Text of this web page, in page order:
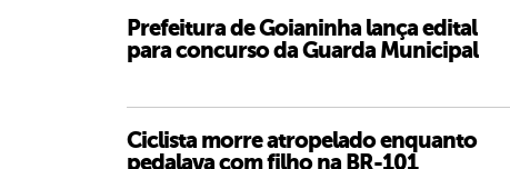
Prefeitura de Goianinha lança edital
para concurso da Guarda Municipal
Ciclista morre atropelado enquanto
pedalava com filho na BR-101